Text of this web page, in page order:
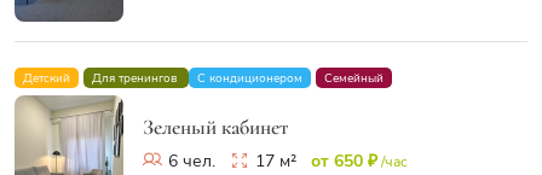
Детский Для тренингов С кондиционером Семейный
Зеленый кабинет
6 чел. 17 м² от 650 ₽/час